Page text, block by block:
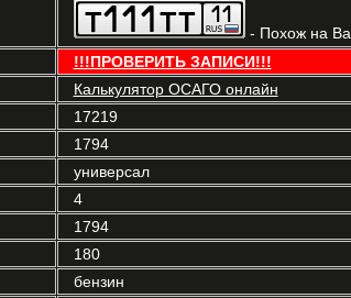
- Похож на
!!!ПРОВЕРИТЬ ЗАПИСИ!!!
Калькулятор ОСАГО онлайн
17219
1794
универсал
4
1794
180
бензин